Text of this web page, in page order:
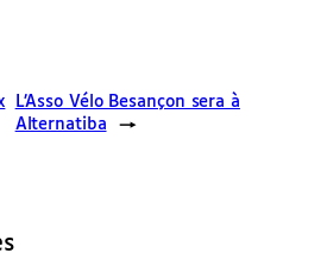
L’Asso Vélo Besançon sera à
Alternatiba
→